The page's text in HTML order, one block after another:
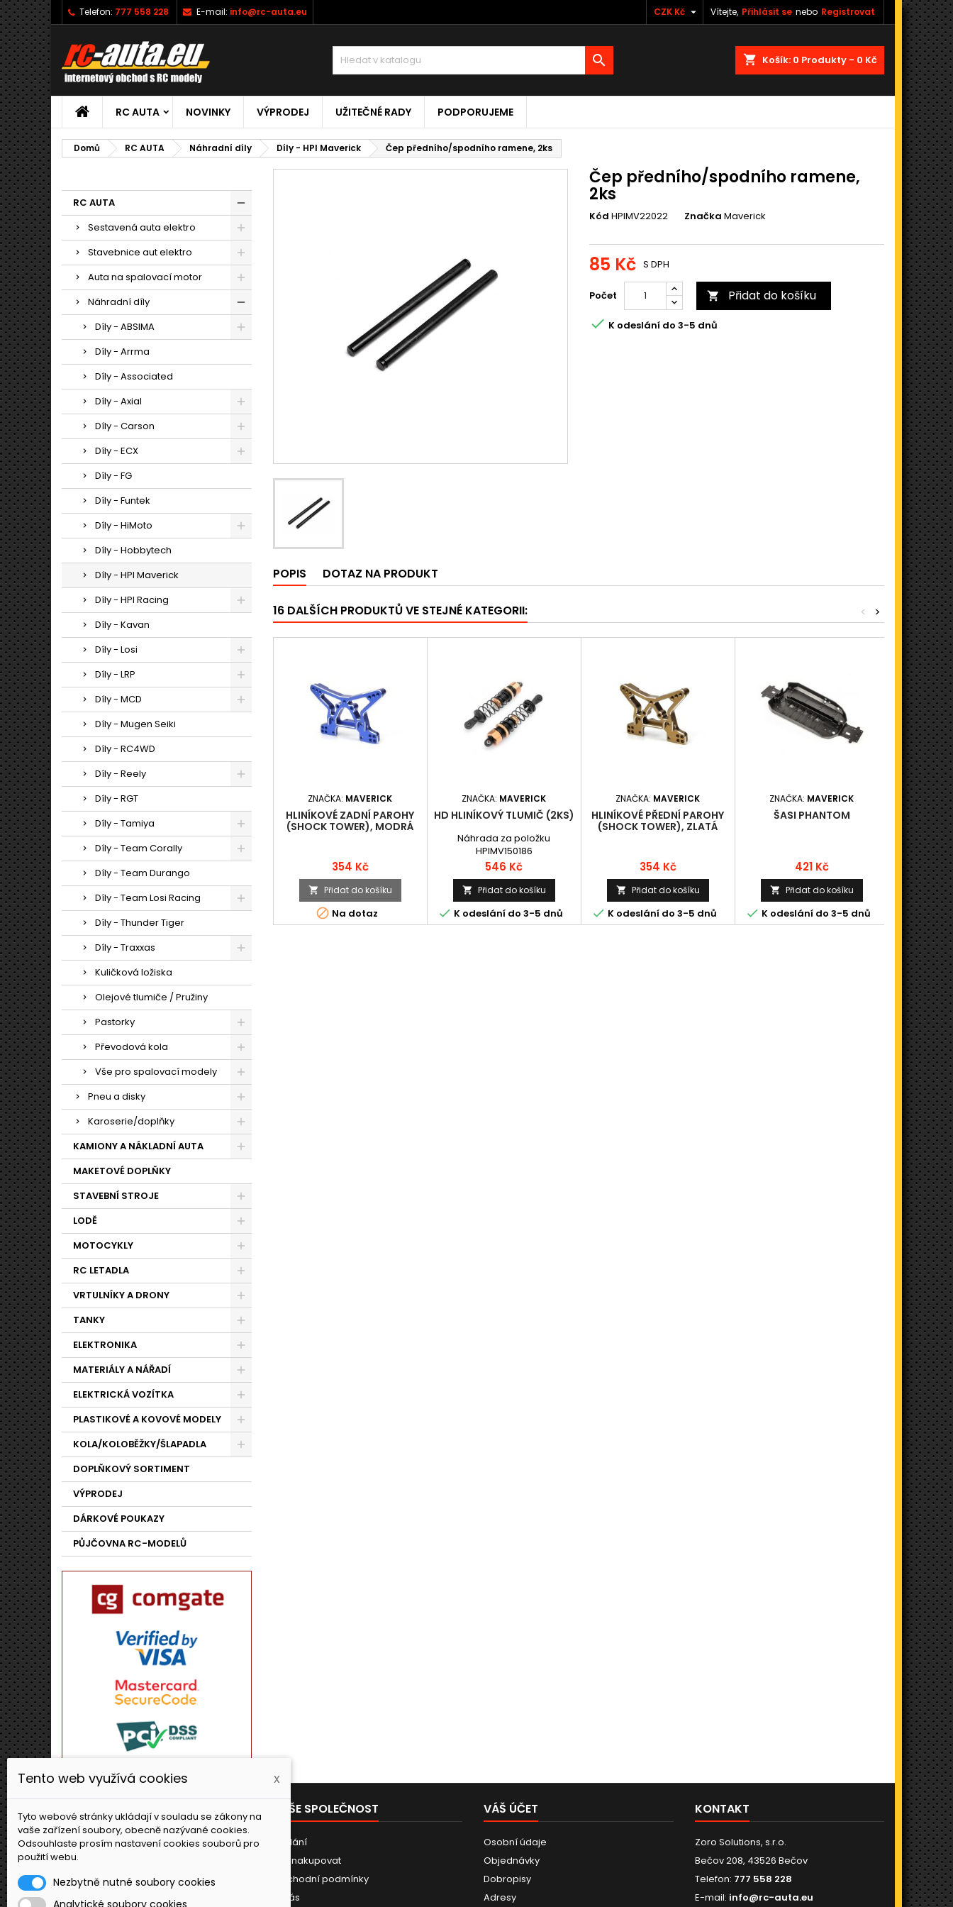
Telefon: 777 558 228 E-mail: info@rc-auta.eu Vítejte, Přihlásit se nebo Registrovat
CZK Kč 
shopping_cart Košík: 0 Produkty - 0 Kč

RC AUTA NOVINKY VÝPRODEJ UŽITEČNÉ RADY PODPORUJEME
Domů RC AUTA Náhradní díly Díly - HPI Maverick Čep předního/spodního ramene, 2ks
RC AUTA
Sestavená auta elektro
Stavebnice aut elektro
Auta na spalovací motor
Náhradní díly
Díly - ABSIMA
Díly - Arrma
Díly - Associated
Díly - Axial
Díly - Carson
Díly - ECX
Díly - FG
Díly - Funtek
Díly - HiMoto
Díly - Hobbytech
Díly - HPI Maverick
Díly - HPI Racing
Díly - Kavan
Díly - Losi
Díly - LRP
Díly - MCD
Díly - Mugen Seiki
Díly - RC4WD
Díly - Reely
Díly - RGT
Díly - Tamiya
Díly - Team Corally
Díly - Team Durango
Díly - Team Losi Racing
Díly - Thunder Tiger
Díly - Traxxas
Kuličková ložiska
Olejové tlumiče / Pružiny
Pastorky
Převodová kola
Vše pro spalovací modely
Pneu a disky
Karoserie/doplňky
KAMIONY A NÁKLADNÍ AUTA
MAKETOVÉ DOPLŇKY
STAVEBNÍ STROJE
LODĚ
MOTOCYKLY
RC LETADLA
VRTULNÍKY A DRONY
TANKY
ELEKTRONIKA
MATERIÁLY A NÁŘADÍ
ELEKTRICKÁ VOZÍTKA
PLASTIKOVÉ A KOVOVÉ MODELY
KOLA/KOLOBĚŽKY/ŠLAPADLA
DOPLŇKOVÝ SORTIMENT
VÝPRODEJ
DÁRKOVÉ POUKAZY
PŮJČOVNA RC-MODELŮ
Čep předního/spodního ramene,
2ks
Kód HPIMV22022 Značka Maverick
85 Kč S DPH
Počet  Přidat do košíku
 K odeslání do 3-5 dnů
POPIS DOTAZ NA PRODUKT
16 DALŠÍCH PRODUKTŮ VE STEJNÉ KATEGORII: >
<
ZNAČKA: MAVERICK
HLINÍKOVÉ ZADNÍ PAROHY
(SHOCK TOWER), MODRÁ
Cena
354 Kč
 Přidat do košíku
 Na dotaz
ZNAČKA: MAVERICK
HD HLINÍKOVÝ TLUMIČ (2KS)
Náhrada za položku
HPIMV150186
Cena
546 Kč
 Přidat do košíku
 K odeslání do 3-5 dnů
ZNAČKA: MAVERICK
HLINÍKOVÉ PŘEDNÍ PAROHY
(SHOCK TOWER), ZLATÁ
Cena
354 Kč
 Přidat do košíku
 K odeslání do 3-5 dnů
ZNAČKA: MAVERICK
ŠASI PHANTOM
Cena
421 Kč
 Přidat do košíku
 K odeslání do 3-5 dnů
PINY 1,5

 K
PRODUKTY
Novinky
NAŠE SPOLEČNOST
Dodání
Jak nakupovat
Obchodní podmínky
O nás
VÁŠ ÚČET
Osobní údaje
Objednávky
Dobropisy
Adresy
KONTAKT
Zoro Solutions, s.r.o.
Bečov 208, 43526 Bečov
Telefon: 777 558 228
E-mail: info@rc-auta.eu
Tento web využívá cookies x
Tyto webové stránky ukládají v souladu se zákony na
vaše zařízení soubory, obecně nazývané cookies.
Odsouhlaste prosím nastavení cookies souborů pro
použití webu.
Nezbytně nutné soubory cookies
Analytické soubory cookies